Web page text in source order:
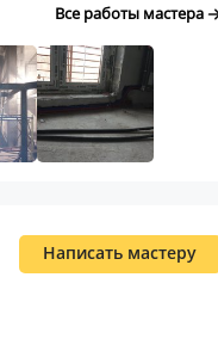
Все работы мастера
Написать мастеру